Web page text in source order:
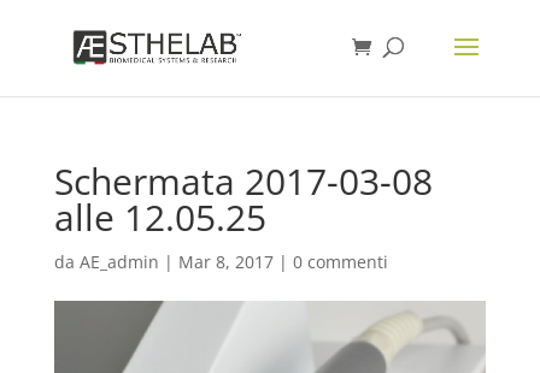
Schermata 2017-03-08
alle 12.05.25
da AE_admin | Mar 8, 2017| 0 commenti